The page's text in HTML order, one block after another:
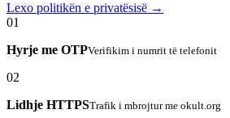
Lexo politikën e privatësisë →
01
Hyrje me OTPVerifikim i numrit të telefonit
02
Lidhje HTTPSTrafik i mbrojtur me okult.org